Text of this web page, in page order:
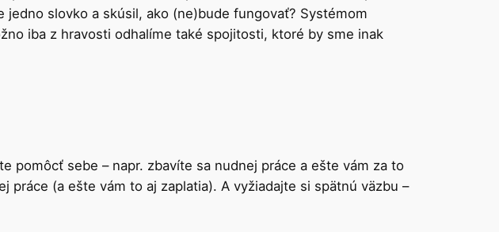
slovko a skúsil, ako (ne)bude fungovať? Systémom
iba z hravosti odhalíme také spojitosti, ktoré by sme inak
pomôcť sebe – napr. zbavíte sa nudnej práce a ešte vám za to
(a ešte vám to aj zaplatia). A vyžiadajte si spätnú väzbu –